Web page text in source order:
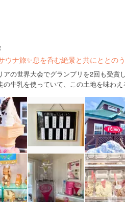
ウナ旅✨息を呑む絶景と共にととの
アの世界大会でグランプリを2回も受賞
の牛乳を使っていて、この土地を味わ